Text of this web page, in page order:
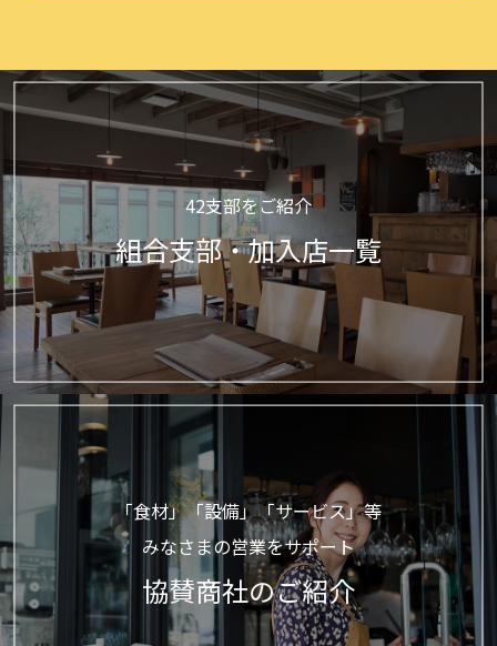
42支部をご紹介
組合支部・加入店一覧
「食材」「設備」「サービス」等
みなさまの営業をサポート
協賛商社のご紹介